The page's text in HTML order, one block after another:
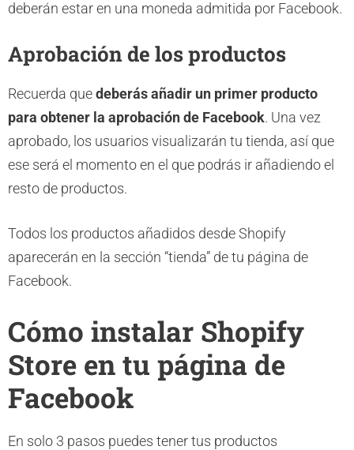
deberán estar en una moneda admitida por Facebook.
Aprobación de los productos
Recuerda quedeberás añadir un primer producto
para obtener la aprobación de Facebook. Una vez
aprobado, los usuarios visualizarán tu tienda, así que
ese será el momento en el que podrás ir añadiendo el
resto de productos.
Todos los productos añadidos desde Shopify
aparecerán en la sección “tienda” de tu página de
Facebook.
Cómo instalar Shopify
Store en tu página de
Facebook
En solo 3 pasos puedes tener tus productos